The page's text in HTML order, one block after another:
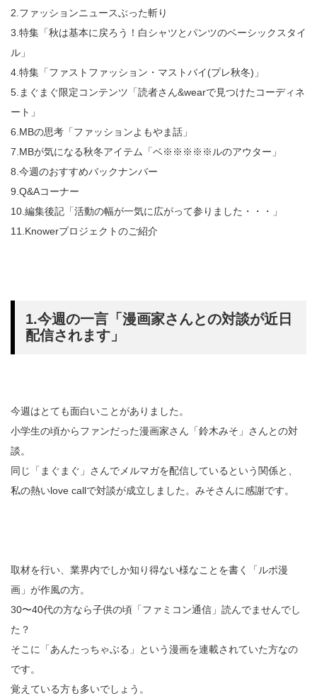
2.ファッションニュースぶった斬り
3.特集「秋は基本に戻ろう！白シャツとパンツのベーシックスタイ
ル」
4.特集「ファストファッション・マストバイ(プレ秋冬)」
5.まぐまぐ限定コンテンツ「読者さん&wearで見つけたコーディネ
ート」
6.MBの思考「ファッションよもやま話」
7.MBが気になる秋冬アイテム「ベ※※※※※ルのアウター」
8.今週のおすすめバックナンバー
9.Q&Aコーナー
10.編集後記「活動の幅が一気に広がって参りました・・・」
11.Knowerプロジェクトのご紹介
1.今週の一言「漫画家さんとの対談が近日
配信されます」
今週はとても面白いことがありました。
小学生の頃からファンだった漫画家さん「鈴木みそ」さんとの対
談。
同じ「まぐまぐ」さんでメルマガを配信しているという関係と、
私の熱いlove callで対談が成立しました。みそさんに感謝です。
取材を行い、業界内でしか知り得ない様なことを書く「ルポ漫
画」が作風の方。
30〜40代の方なら子供の頃「ファミコン通信」読んでませんでし
た？
そこに「あんたっちゃぶる」という漫画を連載されていた方なの
です。
覚えている方も多いでしょう。